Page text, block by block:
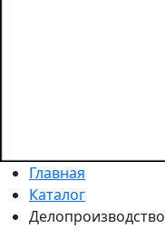
Главная
Каталог
Делопроизводство